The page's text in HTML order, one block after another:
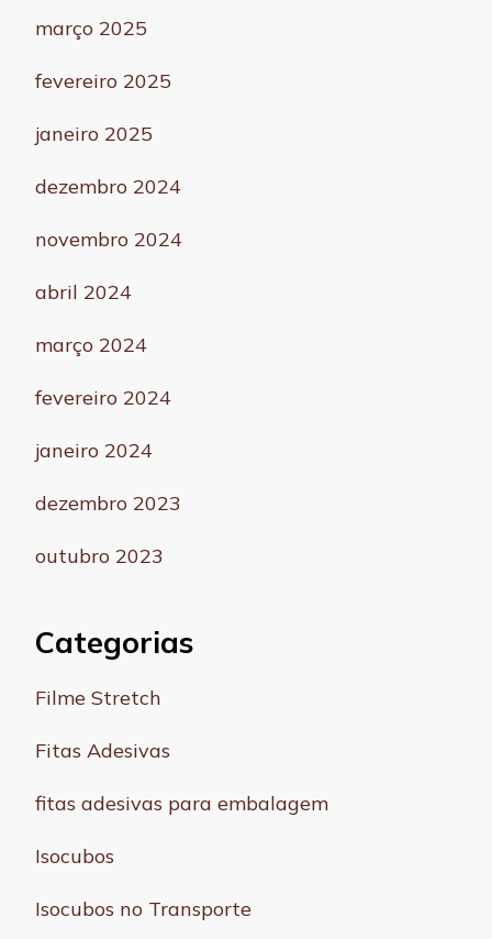
março 2025
fevereiro 2025
janeiro 2025
dezembro 2024
novembro 2024
abril 2024
março 2024
fevereiro 2024
janeiro 2024
dezembro 2023
outubro 2023
Categorias
Filme Stretch
Fitas Adesivas
fitas adesivas para embalagem
Isocubos
Isocubos no Transporte